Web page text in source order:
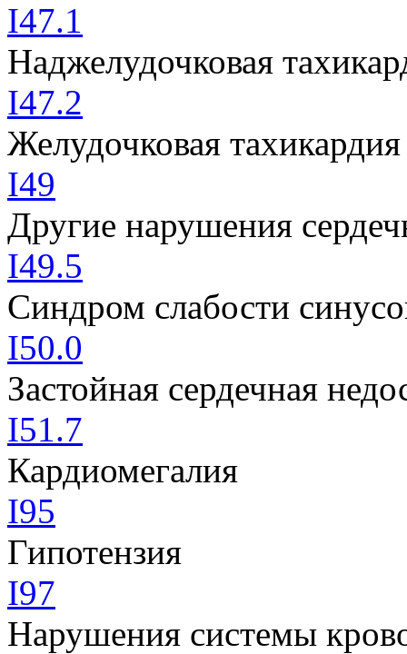
I47.1
Наджелудочковая
I47.2
Желудочковая тахикардия
I49
Другие нарушения
I49.5
Синдром слабости
I50.0
Застойная сердечная
I51.7
Кардиомегалия
I95
Гипотензия
I97
Нарушения системы